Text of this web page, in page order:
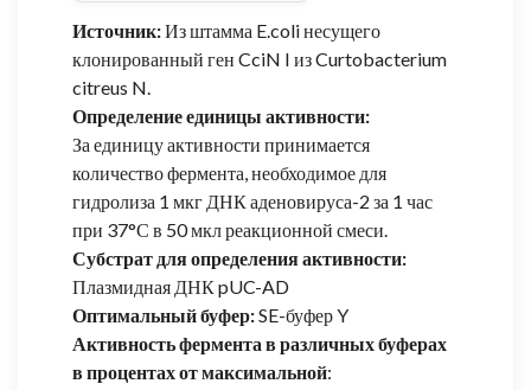
Источник:Из штамма E.coli несущего
клонированный ген CciN I из Curtobacterium
citreus N.
Определение единицы активности:
За единицу активности принимается
количество фермента, необходимое для
гидролиза 1 мкг ДНК аденовируса-2 за 1 час
при 37°С в 50 мкл реакционной смеси.
Субстрат для определения активности:
Плазмидная ДНК pUC-AD
Оптимальный буфер:SE-буфер Y
Активность фермента в различных буферах
в процентах от максимальной: